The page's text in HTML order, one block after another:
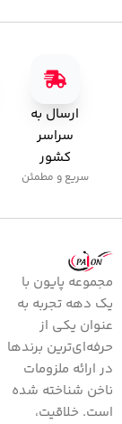
ارسال به
سراسر
کشور
سریع و مطمئن
مجموعه پایون با
یک دهه تجربه به
عنوان یکی از
حرفه‌ای‌ترین برندها
در ارائه ملزومات
ناخن شناخته شده
است. خلاقیت،